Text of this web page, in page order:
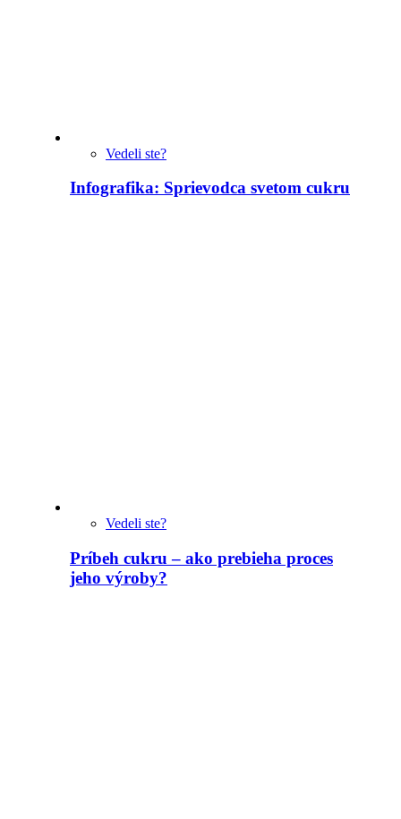
Vedeli ste?
Infografika: Sprievodca svetom cukru
Vedeli ste?
Príbeh cukru – ako prebieha proces
jeho výroby?